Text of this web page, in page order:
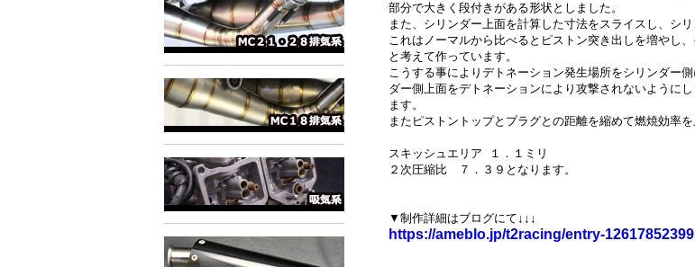
部分で大きく段付きがある形状としました。
また、シリンダー上面を計算した寸法をスライスし、シ
これはノーマルから比べるとピストン突き出しを増やし
と考えて作っています。
こうする事によりデトネーション発生場所をシリンダー
ダー側上面をデトネーションにより攻撃されないように
ます。
またピストントップとプラグとの距離を縮めて燃焼効率を
スキッシュエリア １．１ミリ
２次圧縮比 ７．３９となります。
▼制作詳細はブログにて↓↓↓
https://ameblo.jp/t2racing/entry-